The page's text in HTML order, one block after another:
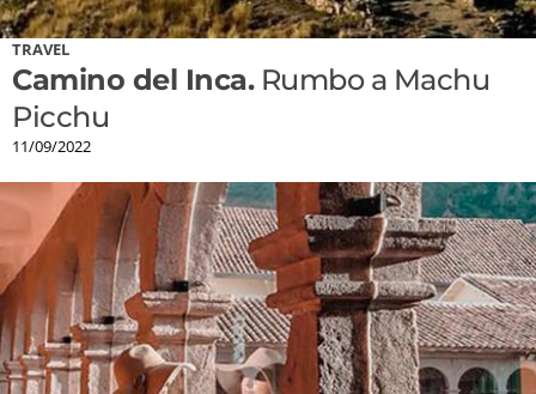
TRAVEL
Camino del Inca.Rumbo a Machu
Picchu
11/09/2022